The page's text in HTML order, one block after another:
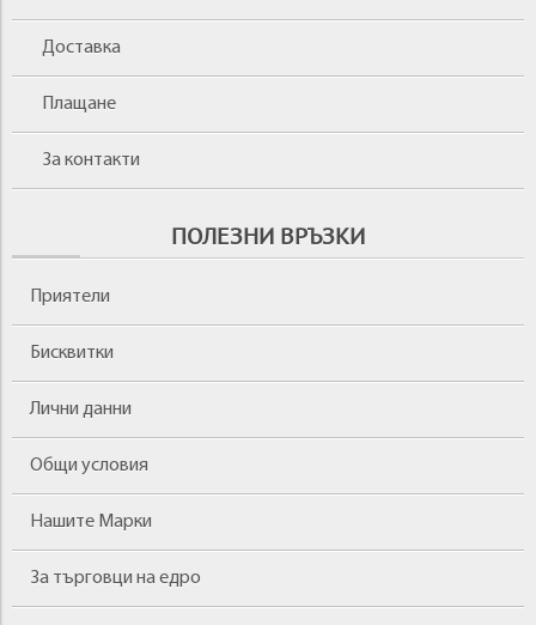
Доставка
Плащане
За контакти
ПОЛЕЗНИ ВРЪЗКИ
Приятели
Бисквитки
Лични данни
Общи условия
Нашите Марки
За търговци на едро